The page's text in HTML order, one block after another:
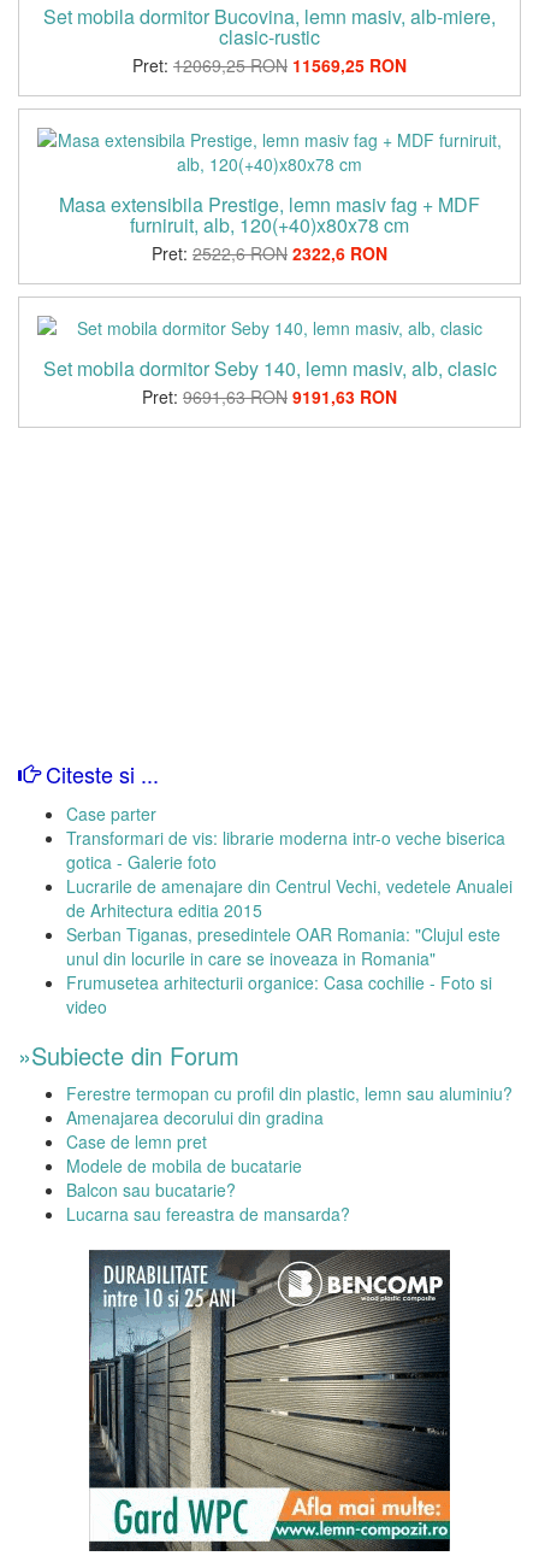
Set mobila dormitor Bucovina, lemn masiv, alb-miere,
clasic-rustic
Pret: 12069,25 RON 11569,25 RON
Masa extensibila Prestige, lemn masiv fag + MDF
furniruit, alb, 120(+40)x80x78 cm
Pret: 2522,6 RON 2322,6 RON
Set mobila dormitor Seby 140, lemn masiv, alb, clasic
Pret: 9691,63 RON 9191,63 RON
Citeste si ...
Case parter
Transformari de vis: librarie moderna intr-o veche biserica
gotica - Galerie foto
Lucrarile de amenajare din Centrul Vechi, vedetele Anualei
de Arhitectura editia 2015
Serban Tiganas, presedintele OAR Romania: "Clujul este
unul din locurile in care se inoveaza in Romania"
Frumusetea arhitecturii organice: Casa cochilie - Foto si
video
»Subiecte din Forum
Ferestre termopan cu profil din plastic, lemn sau aluminiu?
Amenajarea decorului din gradina
Case de lemn pret
Modele de mobila de bucatarie
Balcon sau bucatarie?
Lucarna sau fereastra de mansarda?